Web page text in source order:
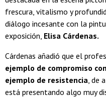
frescura, vitalismo y
diálogo incesante con la
exposición, Elisa Cárdenas.
Cárdenas añadió que el
ejemplo de compromiso
ejemplo de resistencia , de
está presentando algo muy